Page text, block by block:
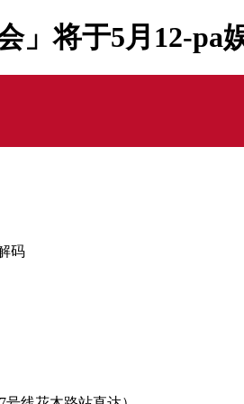
」将于5月12-pa
码